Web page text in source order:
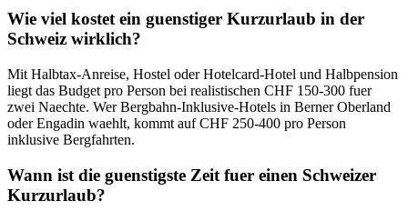
Wie viel kostet ein guenstiger Kurzurlaub in der
Schweiz wirklich?
Mit Halbtax-Anreise, Hostel oder Hotelcard-Hotel und Halbpension
liegt das Budget pro Person bei realistischen CHF 150-300 fuer
zwei Naechte. Wer Bergbahn-Inklusive-Hotels in Berner Oberland
oder Engadin waehlt, kommt auf CHF 250-400 pro Person
inklusive Bergfahrten.
Wann ist die guenstigste Zeit fuer einen Schweizer
Kurzurlaub?